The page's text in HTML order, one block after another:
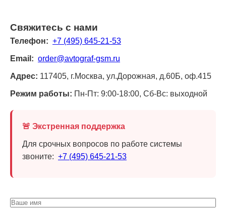
Свяжитесь с нами
Телефон: +7 (495) 645-21-53
Email: order@avtograf-gsm.ru
Адрес: 117405, г.Москва, ул.Дорожная, д.60Б, оф.415
Режим работы: Пн-Пт: 9:00-18:00, Сб-Вс: выходной
🚨 Экстренная поддержка
Для срочных вопросов по работе системы
звоните: +7 (495) 645-21-53